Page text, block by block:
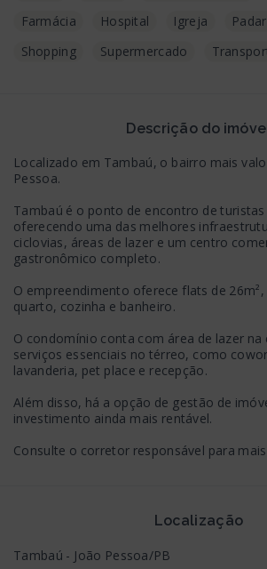
Farmácia
Hospital Igreja
Shopping
Supermercado
Descrição do
Localizado em Tambaú, o bairro mais
Pessoa.
Tambaú é o ponto de encontro de
oferecendo uma das melhores
ciclovias, áreas de lazer e um centro
gastronômico completo.
O empreendimento oferece flats de
quarto, cozinha e banheiro.
O condomínio conta com área de lazer na
serviços essenciais no térreo, como
lavanderia, pet place e recepção.
Além disso, há a opção de gestão de
investimento ainda mais rentável.
Consulte o corretor responsável para
Localização
Tambaú - João Pessoa/PB